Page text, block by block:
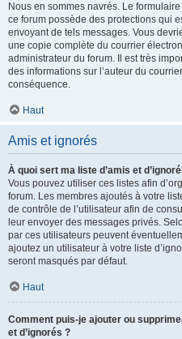
Nous en sommes navrés. Le
ce forum possède des protections qui
envoyant de tels messages. Vous
une copie complète du courrier
administrateur du forum. Il est très
des informations sur l’auteur du
conséquence.
Haut
Amis et ignorés
À quoi sert ma liste d’amis et
Vous pouvez utiliser ces listes afin
forum. Les membres ajoutés à votre
de contrôle de l’utilisateur afin de
leur envoyer des messages privés.
par ces utilisateurs peuvent
ajoutez un utilisateur à votre liste
seront masqués par défaut.
Haut
Comment puis-je ajouter ou
et d’ignorés ?